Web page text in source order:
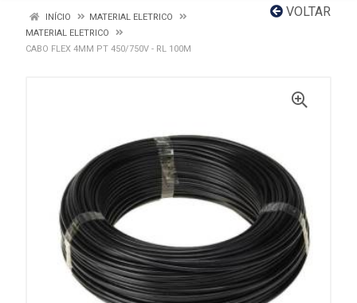
VOLTAR
INÍCIO
MATERIAL ELETRICO
MATERIAL ELETRICO
CABO FLEX 4MM PT 450/750V - RL 100M